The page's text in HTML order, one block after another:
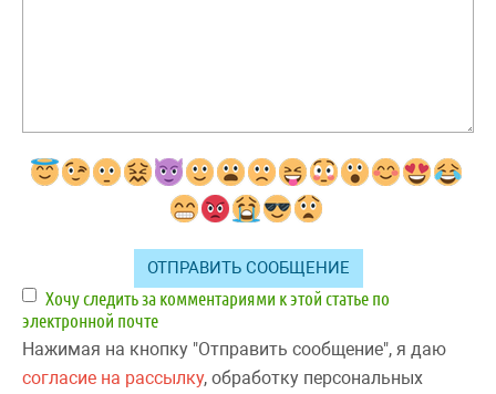
Хочу следить за комментариями к этой статье по
электронной почте
Нажимая на кнопку "Отправить сообщение", я даю
согласие на рассылку, обработку персональных